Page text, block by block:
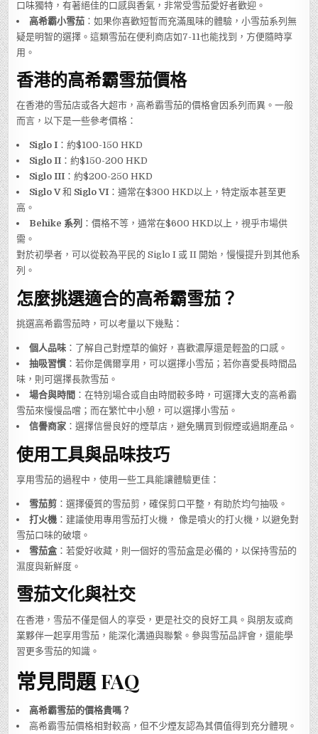
口味獨特，有著絕佳的口感與香氣，非常受雪茄愛好者歡迎。
高希霸小雪茄 ：如果你喜歡短暫而充滿風味的體驗，小雪茄系列無
疑是明智的選擇。這類雪茄在便利商店如7-11也能找到，方便隨時享
用。
香港的高希霸雪茄價格
在香港的雪茄店或各大超市，高希霸雪茄的價格會因系列而異。一般
而言，以下是一些參考價格：
Siglo I ：約$100-150 HKD
Siglo II ：約$150-200 HKD
Siglo III ：約$200-250 HKD
Siglo V和 Siglo VI ：通常在$300 HKD以上，特定版本甚至更
高。
Behike 系列 ：價格不等，通常在$600 HKD以上，視乎市場供
需。
對於初學者，可以從較為平民的 Siglo I 或 II 開始，慢慢提升到其他系
列。
怎麼挑選適合的高希霸雪茄？
挑選高希霸雪茄時，可以考量以下幾點：
個人品味 ：了解自己對煙草的偏好，喜歡濃厚還是輕盈的口感。
抽吸習慣 ：若你是偶爾享用，可以選擇小雪茄；若你喜愛長時間品
味，則可選擇長款雪茄。
場合與時間 ：在特別場合或自由時間較多時，可選擇大支的高希霸
雪茄來慢慢品嚐；而在繁忙中小憩，可以選擇小雪茄。
信譽商家 ：選擇信譽良好的煙草店，避免購買到假煙或過期產品。
使用工具與品味技巧
享用雪茄的過程中，使用一些工具能讓體驗更佳：
雪茄剪 ：選擇優質的雪茄剪，確保剪口平整，有助於均勻抽吸。
打火機 ：建議使用專用雪茄打火機， 像是噴火的打火機，以避免對
雪茄口味的破壞。
雪茄盒 ：若愛好收藏，則一個好的雪茄盒是必備的，以保持雪茄的
濕度與新鮮度。
雪茄文化與社交
在香港，雪茄不僅是個人的享受，更是社交的良好工具。與朋友或商
業夥伴一起享用雪茄，能深化溝通與聯繫。參與雪茄品評會，還能學
習更多雪茄的知識。
常見問題 FAQ
高希霸雪茄的價格貴嗎？
高希霸雪茄價格相對較高，但不少煙友認為其價值得到充分體現。